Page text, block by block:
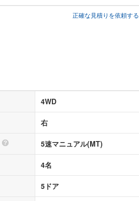
正確な見積りを依頼する
4WD
右
5速マニュアル(MT)
4名
5ドア